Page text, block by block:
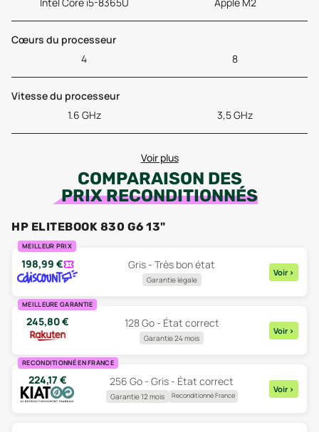
Cœurs du processeur
4
8
Vitesse du processeur
1.6 GHz
3,5 GHz
Voir plus
COMPARAISON DES
PRIX RECONDITIONNÉS
HP ELITEBOOK 830 G6 13"
MEILLEUR PRIX
198,99 € Gris - Très bon état
Garantie légale
Voir >
MEILLEURE GARANTIE
245,80€ 128 Go - État correct
Garantie 24 mois
Voir >
RECONDITIONNÉ EN FRANCE
224,17 € 256 Go - Gris - État correct
Garantie 12 mois Reconditionné France
Voir >